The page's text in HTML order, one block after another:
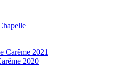
Carême 2021
2020